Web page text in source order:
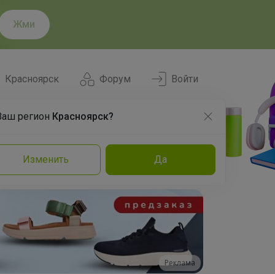
Жми
Форум
Красноярск
регион Красноярск?
Изменить Да
Войти
Команда Эксперты
Реклама